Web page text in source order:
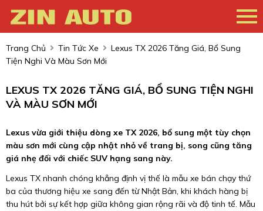
Trang Chủ Tin Tức Xe
Lexus TX 2026 Tăng Giá, Bổ Sung
Tiện Nghi Và Màu Sơn Mới
LEXUS TX 2026 TĂNG GIÁ, BỔ SUNG TIỆN NGHI
VÀ MÀU SƠN MỚI
Lexus vừa giới thiệu dòng xe TX 2026, bổ sung một tùy chọn
màu sơn mới cùng cập nhật nhỏ về trang bị, song cũng tăng
giá nhẹ đối với chiếc SUV hạng sang này.
Lexus TX nhanh chóng khẳng định vị thế là mẫu xe bán chạy thứ
ba của thương hiệu xe sang đến từ Nhật Bản, khi khách hàng bị
thu hút bởi sự kết hợp giữa không gian rộng rãi và độ tinh tế. Mẫu